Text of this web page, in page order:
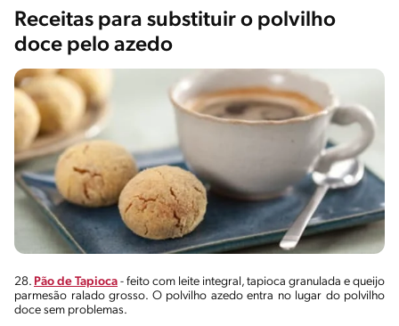
Receitas para substituir o polvilho
doce pelo azedo
28. Pão de Tapioca - feito com leite integral, tapioca granulada e queijo
parmesão ralado grosso. O polvilho azedo entra no lugar do polvilho
doce sem problemas.